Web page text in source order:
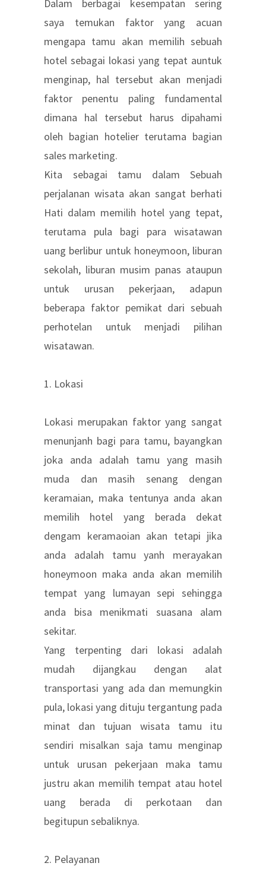
Dalam berbagai kesempatan sering
saya temukan faktor yang acuan
mengapa tamu akan memilih sebuah
hotel sebagai lokasi yang tepat auntuk
menginap, hal tersebut akan menjadi
faktor penentu paling fundamental
dimana hal tersebut harus dipahami
oleh bagian hotelier terutama bagian
sales marketing.
Kita sebagai tamu dalam Sebuah
perjalanan wisata akan sangat berhati
Hati dalam memilih hotel yang tepat,
terutama pula bagi para wisatawan
uang berlibur untuk honeymoon, liburan
sekolah, liburan musim panas ataupun
untuk urusan pekerjaan, adapun
beberapa faktor pemikat dari sebuah
perhotelan untuk menjadi pilihan
wisatawan.
1. Lokasi
Lokasi merupakan faktor yang sangat
menunjanh bagi para tamu, bayangkan
joka anda adalah tamu yang masih
muda dan masih senang dengan
keramaian, maka tentunya anda akan
memilih hotel yang berada dekat
dengam keramaoian akan tetapi jika
anda adalah tamu yanh merayakan
honeymoon maka anda akan memilih
tempat yang lumayan sepi sehingga
anda bisa menikmati suasana alam
sekitar.
Yang terpenting dari lokasi adalah
mudah dijangkau dengan alat
transportasi yang ada dan memungkin
pula, lokasi yang dituju tergantung pada
minat dan tujuan wisata tamu itu
sendiri misalkan saja tamu menginap
untuk urusan pekerjaan maka tamu
justru akan memilih tempat atau hotel
uang berada di perkotaan dan
begitupun sebaliknya.
2. Pelayanan